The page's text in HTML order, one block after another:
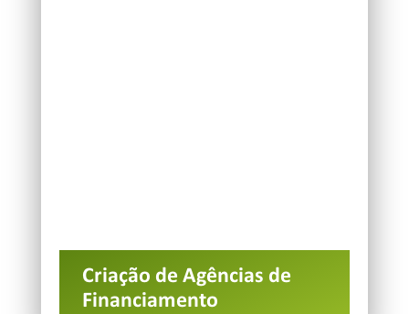
Criação de Agências de
Financiamento